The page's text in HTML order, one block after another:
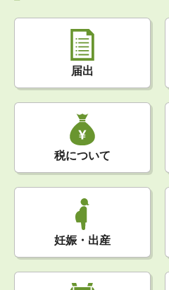
届出
税について
妊娠・出産